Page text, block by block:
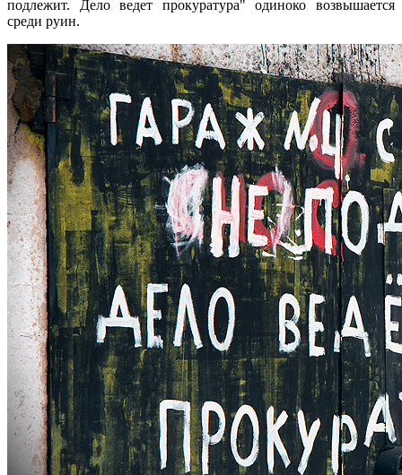
подлежит. Дело ведет прокуратура" одиноко возвышается
среди руин.